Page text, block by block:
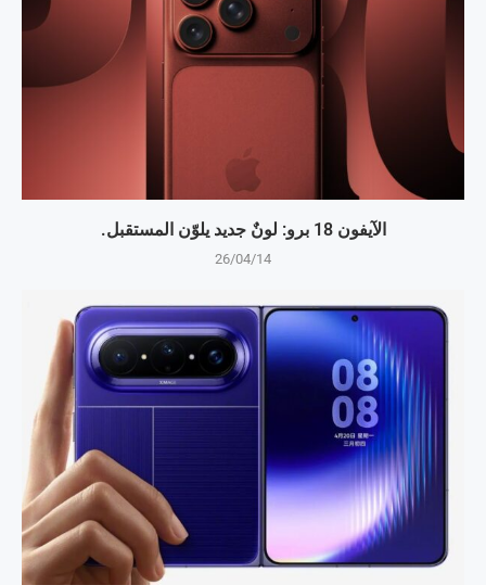
الآيفون 18 برو: لونٌ جديد يلوّن المستقبل.
26/04/14